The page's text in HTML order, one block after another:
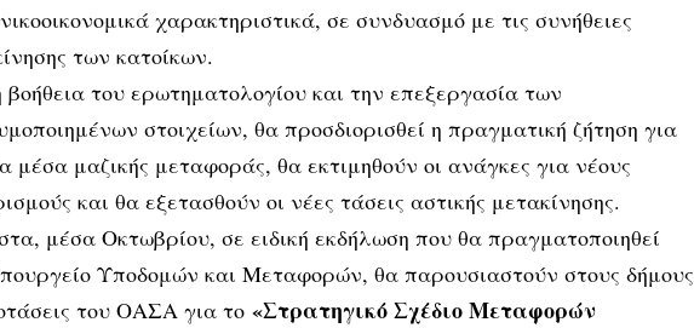
χαρακτηριστικά, σε συνδυασμό με τις συνήθειες
των κατοίκων.
του ερωτηματολογίου και την επεξεργασία των
στοιχείων, θα προσδιορισθεί η πραγματική ζήτηση για
μέσα μαζικής μεταφοράς, θα εκτιμηθούν οι ανάγκες για νέους
και θα εξετασθούν οι νέες τάσεις αστικής μετακίνησης.
μέσα Οκτωβρίου, σε ειδική εκδήλωση που θα πραγματοποιηθεί
Υποδομών και Μεταφορών, θα παρουσιαστούν στους δήμους
του ΟΑΣΑ για το«Στρατηγικό Σχέδιο Μεταφορών